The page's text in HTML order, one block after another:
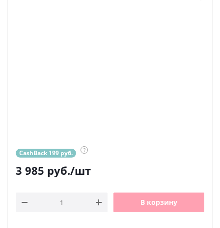
CashBack 199 руб. ?
3 985 руб./шт
В корзину